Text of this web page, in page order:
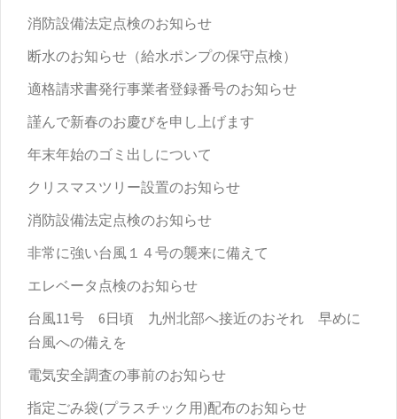
消防設備法定点検のお知らせ
断水のお知らせ（給水ポンプの保守点検）
適格請求書発行事業者登録番号のお知らせ
謹んで新春のお慶びを申し上げます
年末年始のゴミ出しについて
クリスマスツリー設置のお知らせ
消防設備法定点検のお知らせ
非常に強い台風１４号の襲来に備えて
エレベータ点検のお知らせ
台風11号 6日頃 九州北部へ接近のおそれ 早めに
台風への備えを
電気安全調査の事前のお知らせ
指定ごみ袋(プラスチック用)配布のお知らせ